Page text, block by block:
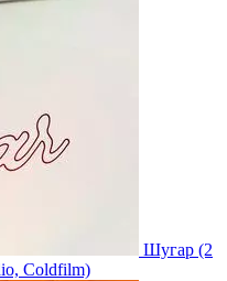
Шугар (2
Coldfilm)